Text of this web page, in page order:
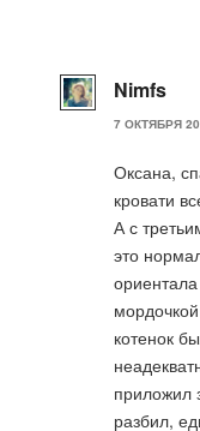
Nimfs
7 ОКТЯБРЯ
Оксана,
кровати
А с
это
котенок
приложил
разбил,